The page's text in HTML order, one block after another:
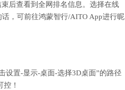
后查看到全网排名信息。选择在线
，可前往鸿蒙智行/AITO App进行昵
设置-显示-桌面-选择3D桌面”的路径
！